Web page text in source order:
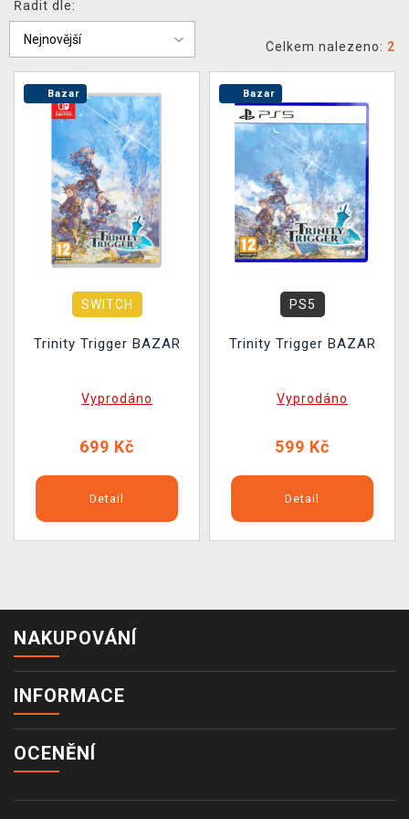
DOPRAVA
XZONE KLUB
TCG & BOARDGAME HUB
VÝKUP HER (BAZAR)
Řadit dle:
Celkem nalezeno: 2
Bazar
SWITCH
Trinity Trigger BAZAR
Vyprodáno
699 Kč
Detail
Bazar
PS5
Trinity Trigger BAZAR
Vyprodáno
599 Kč
Detail
NAKUPOVÁNÍ
INFORMACE
OCENĚNÍ